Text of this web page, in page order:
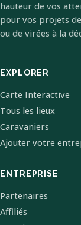
hauteur de vos
pour vos projets
ou de virées à la
EXPLORER
Carte Interactive
Tous les lieux
Caravaniers
Ajouter votre
ENTREPRISE
Partenaires
Affiliés